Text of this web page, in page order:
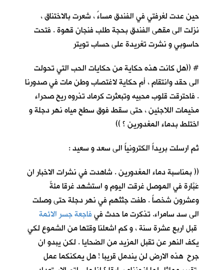
حين عدت لغرفتي في الفندق مساءً ، شعرت بالاختناق ،
نزلت الى مقهى الفندق بحجة طلب فنجان قهوة . فتحت
حاسوبي و نشرت تغريدة على حساب تويتر
# ((هل كانت هذه حكاية من حكايات الحب التي تحولت
الى حقد وانتقام ، أم حكاية لاغتصاب وطن مات في صدورنا
. فاحترقت قلوب محبيه وتبعثرت كرماد تذروه ريح صحراء
مخيمات اللاجئين ، حتى سقط فوق سطح مياه نهر دجلة و
اختلط بدماء المغدورين ؟ ))
ثم ارسلت بريداً الكترونياً الى سعد و سعيد :
(( بمناسبة دماء المغدورين . شاهدت في نشرات الاخبار ان
عَبَّارة في الموصل غرقت اليوم و استشهد غرقا مئةٌ
وعشرون شخصاً . طفت جثثهم في نهر دجلة حتى وصلت
الى سد سامراء. تذكرت ما حدث فيفاجعة جسر الائمة
قبل اربع عشرة سنة ، و كم اشعلنا وقتها من الشموع لكي
يكف النهر عن تقبل المزيد من الضحايا . لكن يبدو ان
جرح هذه الارض لن يندمل قريبا ! هل يمكنكما عمل